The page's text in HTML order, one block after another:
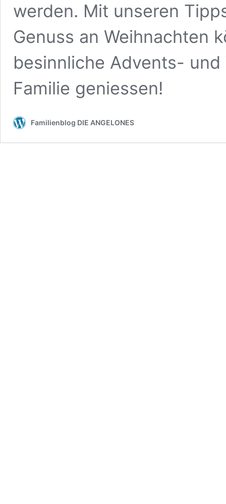
werden. Mit unseren
Genuss an Weihnachten
besinnliche Advents-
Familie geniessen!
Familienblog DIE ANGELONES